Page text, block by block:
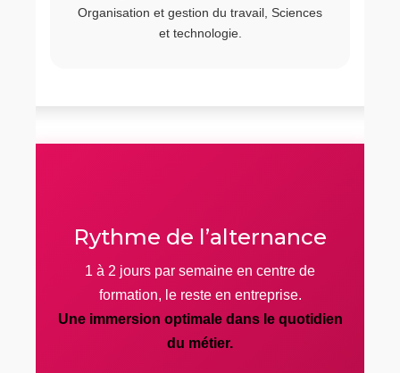
Organisation et gestion du travail, Sciences
et technologie.
Rythme de l’alternance
1 à 2 jours par semaine en centre de
formation, le reste en entreprise.
Une immersion optimale dans le quotidien
du métier.